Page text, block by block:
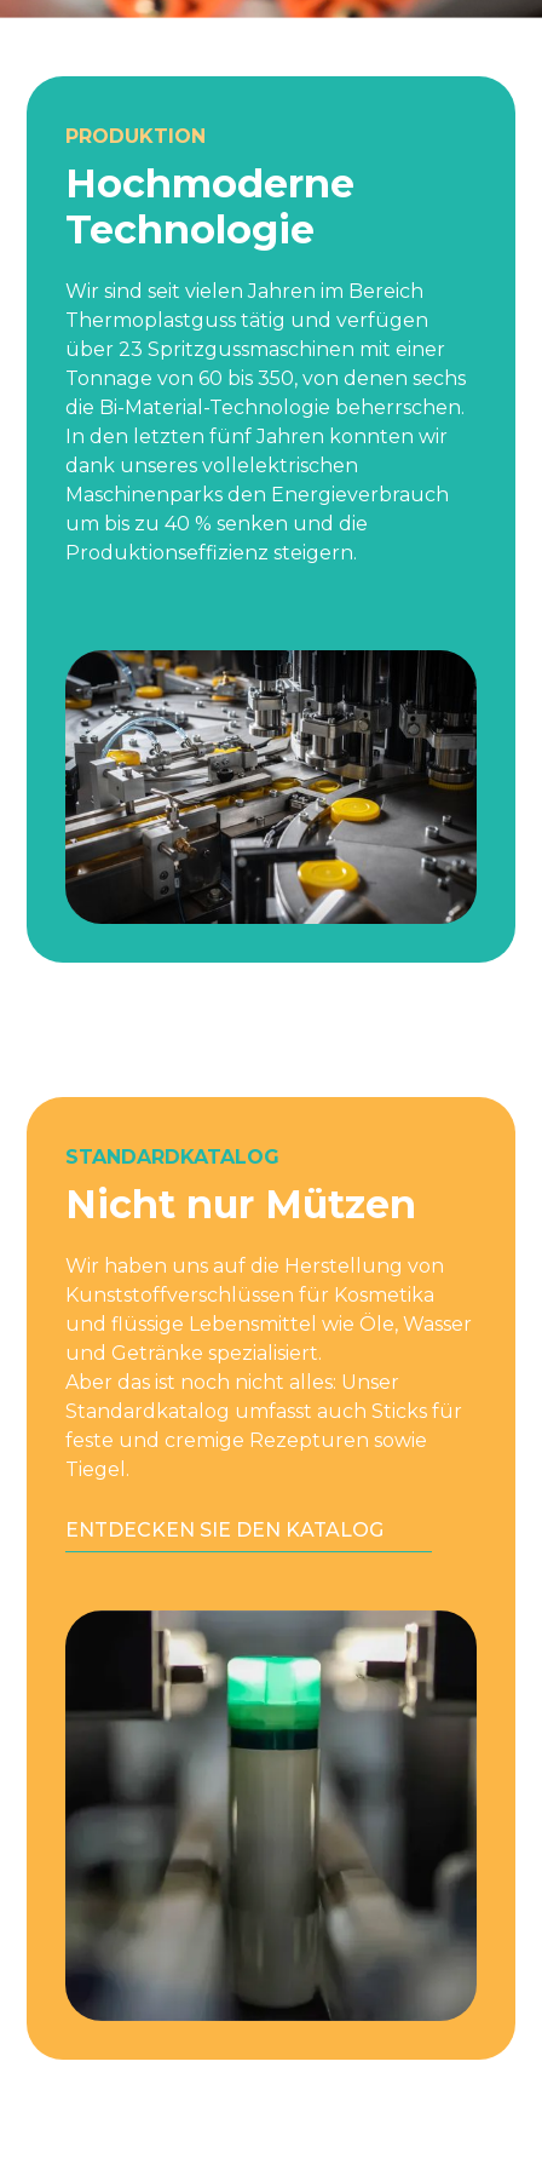
PRODUKTION
Hochmoderne
Technologie
Wir sind seit vielen Jahren im Bereich
Thermoplastguss tätig und verfügen
über 23 Spritzgussmaschinen mit einer
Tonnage von 60 bis 350, von denen sechs
die Bi-Material-Technologie beherrschen.
In den letzten fünf Jahren konnten wir
dank unseres vollelektrischen
Maschinenparks den Energieverbrauch
um bis zu 40 % senken und die
Produktionseffizienz steigern.
STANDARDKATALOG
Nicht nur Mützen
Wir haben uns auf die Herstellung von
Kunststoffverschlüssen für Kosmetika
und flüssige Lebensmittel wie Öle, Wasser
und Getränke spezialisiert.
Aber das ist noch nicht alles: Unser
Standardkatalog umfasst auch Sticks für
feste und cremige Rezepturen sowie
Tiegel.
ENTDECKEN SIE DEN KATALOG